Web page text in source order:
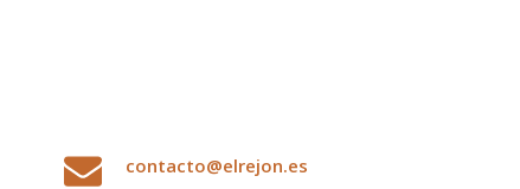
contacto@elrejon.es